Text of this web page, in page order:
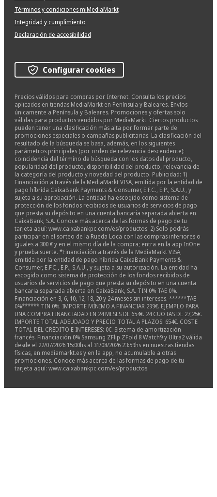
Términos y condiciones miMediaMarkt
Integridad y cumplimiento
Declaración de accesibilidad
Configurar cookies
Precios válidos para compras por Internet. Consulta los precios
aplicados en tiendas MediaMarkt en Península y Baleares. Envíos
únicamente a Península y Baleares. Promociones y ofertas solo
válidas para productos vendidos por MediaMarkt. Ciertos productos
pueden tener una clasificación más alta por formar parte de
promociones especiales o campañas publicitarias. La clasificación del
resultado de la búsqueda se basa, además, en los siguientes
parámetros principales (por orden de relevancia descendente):
coincidencia del término de búsqueda con los datos del producto,
popularidad del producto, disponibilidad del producto, relevancia de
la categoría del producto y novedad del producto. Publicidad: 1)
Financiación a través de la MediaMarkt VISA, emitida por la entidad de
pago híbrida CaixaBank Payments & Consumer, E.F.C., E.P., S.A.U., y
sujeta a su aprobación. La entidad ha escogido como sistema de
protección de los fondos recibidos de usuarios de servicios de pago
que presta su depósito en una cuenta bancaria separada abierta en
CaixaBank, S.A. Conoce más acerca de las formas de pago de tu
tarjeta aquí: www.caixabankpc.com/es/productos. 2) Solo podrás
participar en el sorteo de la Rueda Loca con las compras inferiores o
iguales a 300 € y en el mismo día de la compra; entra en la app InOne
y prueba suerte. *Financiación a través de la MediaMarkt VISA,
emitida por la entidad de pago híbrida CaixaBank Payments &
Consumer, E.F.C., E.P., S.A.U., y sujeta a su autorización. La entidad ha
escogido como sistema de protección de los fondos recibidos de
usuarios de servicios de pago que presta su depósito en una cuenta
bancaria separada abierta en CaixaBank, S.A. TIN 0% TAE 0%.
Financiación en 3, 6, 10, 12, 18, 20 y 24 meses sin intereses. ******TAE
0%****** TIN 0%. IMPORTE MÍNIMO A FINANCIAR 299€. EJEMPLO PARA
UNA COMPRA FINANCIADAD EN 24 MESES DE 654€. 24 CUOTAS DE 27,25€.
IMPORTE TOTAL ADEUDADO Y PRECIO TOTAL A PLAZOS: 654€. COSTE
TOTAL DEL CRÉDITO E INTERESES: 0€. Sistema de amortización
francés. Financiación 0% Samsung ZFlip ZFold 8 Watch9 y Ultra2 válida
desde el 22/07/2026 15:00hs al 31/08/2026 23:59hs en nuestras tiendas
físicas, en mediamarkt.es y en la app, no acumulable a otras
promociones. Conoce más acerca de las formas de pago de tu
tarjeta aquí: www.caixabankpc.com/es/productos.